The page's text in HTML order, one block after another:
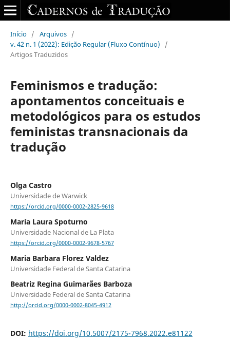
Início / Arquivos /
v. 42 n. 1 (2022): Edição Regular (Fluxo Contínuo)
/
Artigos Traduzidos
Feminismos e tradução:
apontamentos conceituais e
metodológicos para os estudos
feministas transnacionais da
tradução
Olga Castro
Universidade de Warwick
https://orcid.org/0000-0002-2825-9618
María Laura Spoturno
Universidade Nacional de La Plata
https://orcid.org/0000-0002-9678-5767
Maria Barbara Florez Valdez
Universidade Federal de Santa Catarina
Beatriz Regina Guimarães Barboza
Universidade Federal de Santa Catarina
http://orcid.org/0000-0002-8045-4912
DOI: https://doi.org/10.5007/2175-7968.2022.e81122